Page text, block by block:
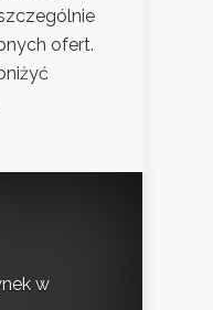
ofert.
w